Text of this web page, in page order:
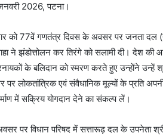
2026, पटना।
को 77वें गणतंत्र दिवस के अवसर पर जनता दल
ने झंडोत्तोलन कर तिरंगे को सलामी दी। देश की
के बलिदान को स्मरण करते हुए उन्होंने उन्हें
पर लोकतांत्रिक एवं संवैधानिक मूल्यों के प्रति अपनी
में सक्रिय योगदान देने का संकल्प लें।
पर विधान परिषद में सत्तारूढ़ दल के उपनेता